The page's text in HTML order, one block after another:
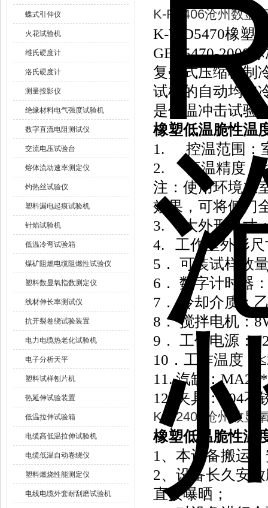
蝶式引伸仪
火花试验机
维氏硬度计
洛氏硬度计
测量投影仪
绝缘材料电气强度试验机
数字直流电阻测试仪
交流电压试验台
熔体流动速率测定仪
灼热丝试验仪
塑料漏电起痕试验机
针焰试验机
低温冷弯试验箱
煤矿阻燃电缆阻燃性试验仪
塑料数显氧指数测定仪
线材伸长率测试仪
抗开裂卷绕试验装置
电力电缆热老化试验机
电子分析天平
塑料试样刨片机
热延伸试验装置
低温拉伸试验箱
电缆高低温拉伸试验机
电缆低温自动卷绕仪
塑料燃烧性能测定仪
电线电缆外套耐刮磨试验机
K-R2406沧州数显
K-WD5470橡塑
GBT5470-2008
复叠式压缩机制
试样的自动均匀
是低温冲击试验
橡塑低温脆性温
1. 控温范围：
2. 恒温精度
注：使用环境在
效果，可将侧门
3. *大外形尺寸
4. 工作室外形
5． 可装试样数
6． 数字计时器
7． 冷却介质：
8． 搅拌电机：
9． 工作电源：
10．工作温度：
11. 汽缸：
12. 夹具：304不
K-R2406沧州数显
橡塑低温脆性温
1、本设备搬运
2、设备长久安
直接曝晒；